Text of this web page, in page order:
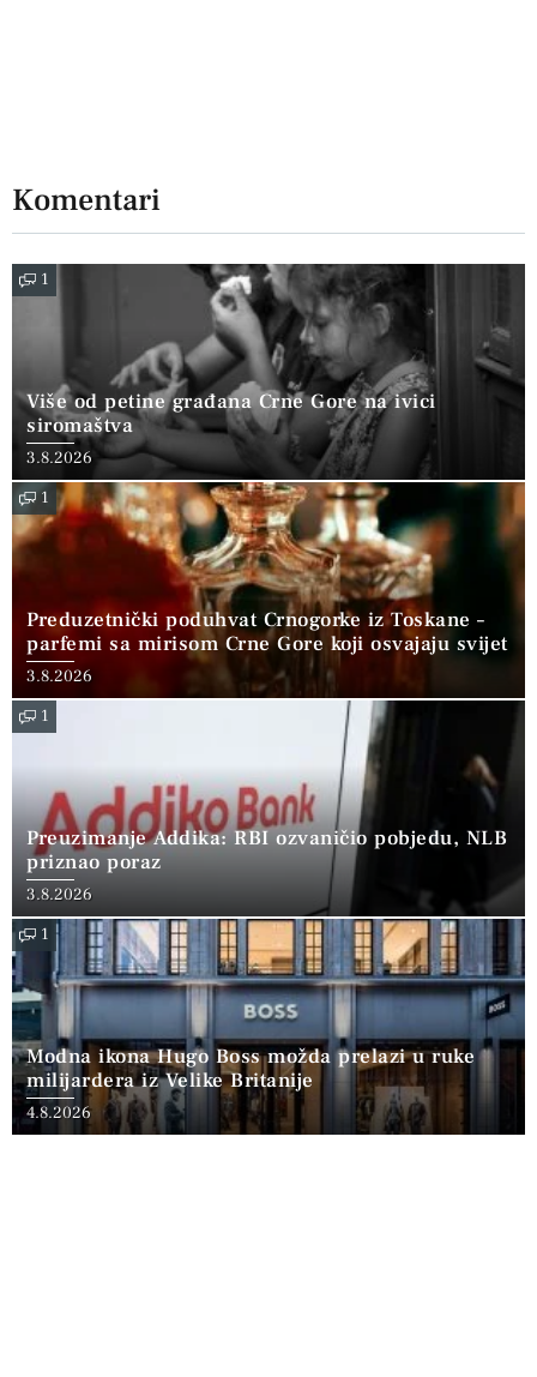
Komentari
1
Više od petine građana Crne Gore na ivici
siromaštva
3.8.2026
1
Preduzetnički poduhvat Crnogorke iz Toskane –
parfemi sa mirisom Crne Gore koji osvajaju svijet
3.8.2026
1
Preuzimanje Addika: RBI ozvaničio pobjedu, NLB
priznao poraz
3.8.2026
1
Modna ikona Hugo Boss možda prelazi u ruke
milijardera iz Velike Britanije
4.8.2026